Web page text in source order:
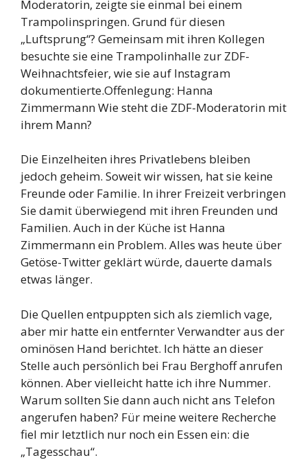
Moderatorin, zeigte sie einmal bei einem
Trampolinspringen. Grund für diesen
„Luftsprung“? Gemeinsam mit ihren Kollegen
besuchte sie eine Trampolinhalle zur ZDF-
Weihnachtsfeier, wie sie auf Instagram
dokumentierte.Offenlegung: Hanna
Zimmermann Wie steht die ZDF-Moderatorin mit
ihrem Mann?
Die Einzelheiten ihres Privatlebens bleiben
jedoch geheim. Soweit wir wissen, hat sie keine
Freunde oder Familie. In ihrer Freizeit verbringen
Sie damit überwiegend mit ihren Freunden und
Familien. Auch in der Küche ist Hanna
Zimmermann ein Problem. Alles was heute über
Getöse-Twitter geklärt würde, dauerte damals
etwas länger.
Die Quellen entpuppten sich als ziemlich vage,
aber mir hatte ein entfernter Verwandter aus der
ominösen Hand berichtet. Ich hätte an dieser
Stelle auch persönlich bei Frau Berghoff anrufen
können. Aber vielleicht hatte ich ihre Nummer.
Warum sollten Sie dann auch nicht ans Telefon
angerufen haben? Für meine weitere Recherche
fiel mir letztlich nur noch ein Essen ein: die
„Tagesschau“.